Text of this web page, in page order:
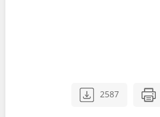
2587